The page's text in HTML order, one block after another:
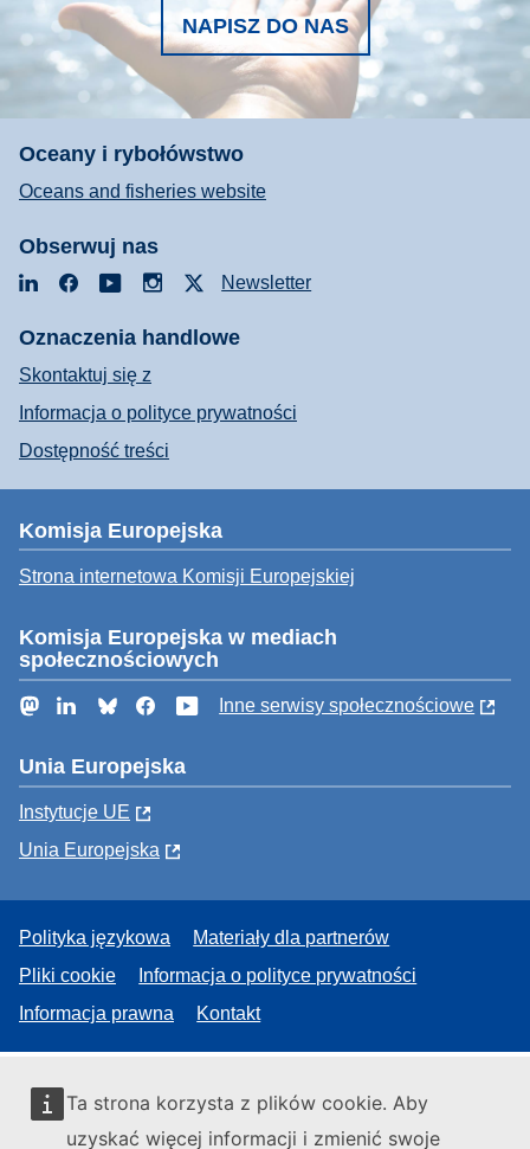
Ta strona korzysta z plików cookie. Aby
uzyskać więcej informacji i zmienić swoje
NAPISZ DO NAS
Oceany i rybołówstwo
Oceans and fisheries website
Obserwuj nas
LinkedInFacebookYouTubeInstagramNewsletter
Oznaczenia handlowe
Skontaktuj się z
Informacja o polityce prywatności
Dostępność treści
Komisja Europejska
Strona internetowa Komisji Europejskiej
Komisja Europejska w mediach
społecznościowych
MastodonLinkedInBlueskyFacebookYouTube
Inne serwisy społecznościowe
Unia Europejska
Instytucje UE
Unia Europejska
Polityka językowa
Materiały dla partnerów
Pliki cookie
Informacja o polityce prywatności
Informacja prawna
Kontakt